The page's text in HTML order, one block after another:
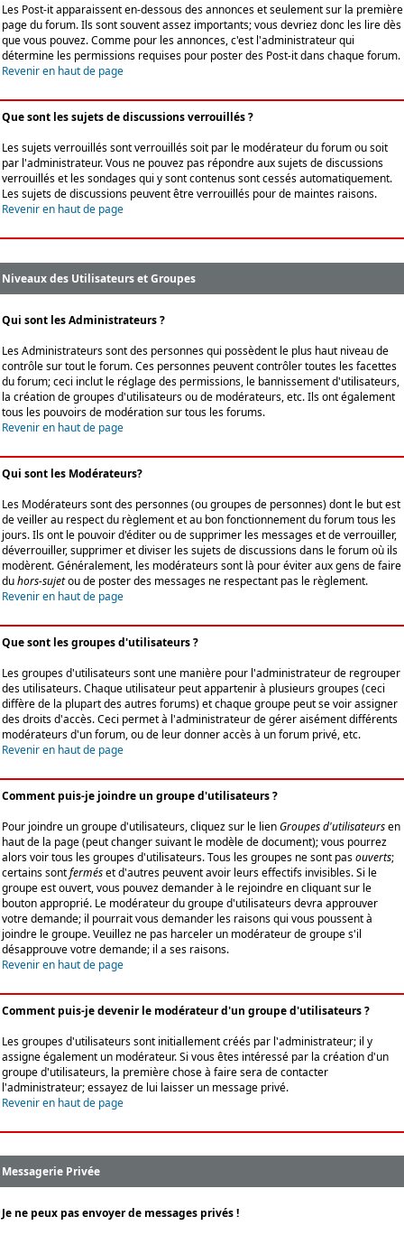
Les Post-it apparaissent en-dessous des annonces et seulement sur la première
page du forum. Ils sont souvent assez importants; vous devriez donc les lire dès
que vous pouvez. Comme pour les annonces, c'est l'administrateur qui
détermine les permissions requises pour poster des Post-it dans chaque forum.
Revenir en haut de page
Que sont les sujets de discussions verrouillés ?
Les sujets verrouillés sont verrouillés soit par le modérateur du forum ou soit
par l'administrateur. Vous ne pouvez pas répondre aux sujets de discussions
verrouillés et les sondages qui y sont contenus sont cessés automatiquement.
Les sujets de discussions peuvent être verrouillés pour de maintes raisons.
Revenir en haut de page
Niveaux des Utilisateurs et Groupes
Qui sont les Administrateurs ?
Les Administrateurs sont des personnes qui possèdent le plus haut niveau de
contrôle sur tout le forum. Ces personnes peuvent contrôler toutes les facettes
du forum; ceci inclut le réglage des permissions, le bannissement d'utilisateurs,
la création de groupes d'utilisateurs ou de modérateurs, etc. Ils ont également
tous les pouvoirs de modération sur tous les forums.
Revenir en haut de page
Qui sont les Modérateurs?
Les Modérateurs sont des personnes (ou groupes de personnes) dont le but est
de veiller au respect du règlement et au bon fonctionnement du forum tous les
jours. Ils ont le pouvoir d'éditer ou de supprimer les messages et de verrouiller,
déverrouiller, supprimer et diviser les sujets de discussions dans le forum où ils
modèrent. Généralement, les modérateurs sont là pour éviter aux gens de faire
duhors-sujetou de poster des messages ne respectant pas le règlement.
Revenir en haut de page
Que sont les groupes d'utilisateurs ?
Les groupes d'utilisateurs sont une manière pour l'administrateur de regrouper
des utilisateurs. Chaque utilisateur peut appartenir à plusieurs groupes (ceci
diffère de la plupart des autres forums) et chaque groupe peut se voir assigner
des droits d'accès. Ceci permet à l'administrateur de gérer aisément différents
modérateurs d'un forum, ou de leur donner accès à un forum privé, etc.
Revenir en haut de page
Comment puis-je joindre un groupe d'utilisateurs ?
Pour joindre un groupe d'utilisateurs, cliquez sur le lienGroupes d'utilisateursen
haut de la page (peut changer suivant le modèle de document); vous pourrez
alors voir tous les groupes d'utilisateurs. Tous les groupes ne sont pasouverts;
certains sontferméset d'autres peuvent avoir leurs effectifs invisibles. Si le
groupe est ouvert, vous pouvez demander à le rejoindre en cliquant sur le
bouton approprié. Le modérateur du groupe d'utilisateurs devra approuver
votre demande; il pourrait vous demander les raisons qui vous poussent à
joindre le groupe. Veuillez ne pas harceler un modérateur de groupe s'il
désapprouve votre demande; il a ses raisons.
Revenir en haut de page
Comment puis-je devenir le modérateur d'un groupe d'utilisateurs ?
Les groupes d'utilisateurs sont initiallement créés par l'administrateur; il y
assigne également un modérateur. Si vous êtes intéressé par la création d'un
groupe d'utilisateurs, la première chose à faire sera de contacter
l'administrateur; essayez de lui laisser un message privé.
Revenir en haut de page
Messagerie Privée
Je ne peux pas envoyer de messages privés !